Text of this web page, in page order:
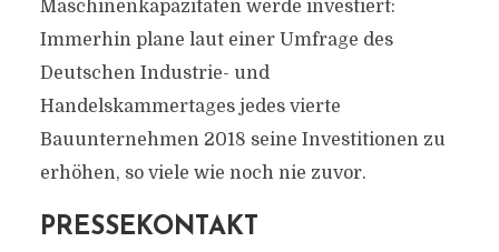
Maschinenkapazitäten werde investiert:
Immerhin plane laut einer Umfrage des
Deutschen Industrie- und
Handelskammertages jedes vierte
Bauunternehmen 2018 seine Investitionen zu
erhöhen, so viele wie noch nie zuvor.
PRESSEKONTAKT